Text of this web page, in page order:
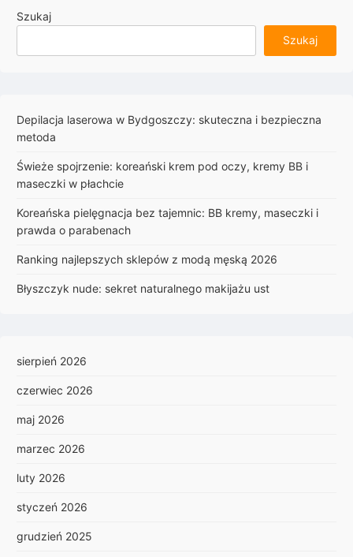
Szukaj
Szukaj
Depilacja laserowa w Bydgoszczy: skuteczna i bezpieczna
metoda
Świeże spojrzenie: koreański krem pod oczy, kremy BB i
maseczki w płachcie
Koreańska pielęgnacja bez tajemnic: BB kremy, maseczki i
prawda o parabenach
Ranking najlepszych sklepów z modą męską 2026
Błyszczyk nude: sekret naturalnego makijażu ust
sierpień 2026
czerwiec 2026
maj 2026
marzec 2026
luty 2026
styczeń 2026
grudzień 2025